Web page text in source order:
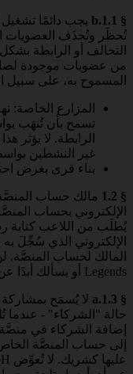
§ 1.1.b
يجب دائمًا تشغيل
تُحظَر وتُحذَف العضويات
التحالف أو الرابطة
من عضويات موجودة
المسموح به، على سبيل
المزارع الخاصة:
تسمح بأن تُنهَب
الرابطة. لا يؤثر
غير النشطين
بناء قرى بغرض
§ 1.2
مالك حساب
الإلكتروني بحساب
يُطلَب من اللاعب كتابة
الإلكتروني الذي سُجِّلَ
Legends أو يسألك أبدًا عن كلمة المرور الخاصة بك.
§ 1.3.a
لا يُسمَح
حالة "الشركاء" - عندما
إضافة الشركاء في
إلى حساب المنصَّة